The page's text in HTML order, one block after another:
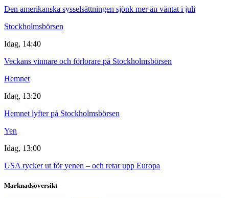
Den amerikanska sysselsättningen sjönk mer än väntat i juli
Stockholmsbörsen
Idag, 14:40
Veckans vinnare och förlorare på Stockholmsbörsen
Hemnet
Idag, 13:20
Hemnet lyfter på Stockholmsbörsen
Yen
Idag, 13:00
USA rycker ut för yenen – och retar upp Europa
Marknadsöversikt